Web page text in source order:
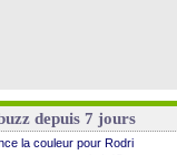
depuis 7 jours
la couleur pour Rodri